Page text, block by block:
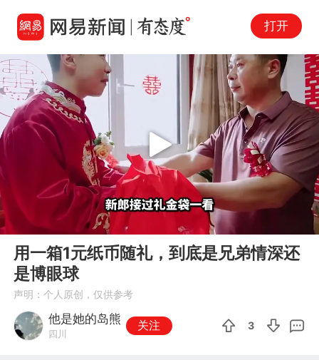
打开
00:00
Play
用一箱1元纸币随礼，到底是兄弟情深还
是博眼球
声明：个人原创，仅供参考
他是她的岛熊
四川
关注 3